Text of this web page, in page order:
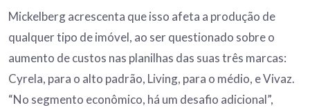
Mickelberg acrescenta que isso afeta a produção de
qualquer tipo de imóvel, ao ser questionado sobre o
aumento de custos nas planilhas das suas três marcas:
Cyrela, para o alto padrão, Living, para o médio, e Vivaz.
“No segmento econômico, há um desafio adicional”,